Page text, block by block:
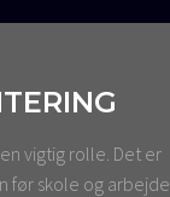
vigtig rolle. Det er
skole og arbejde,